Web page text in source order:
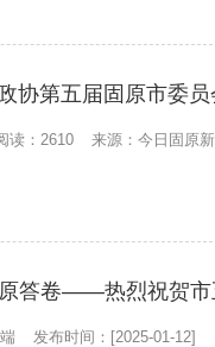
协第五届固原市委
读：2610 来源：今日固原
答卷——热烈祝贺
发布时间：[2025-01-12]
沙沟乡：扶贫小车间